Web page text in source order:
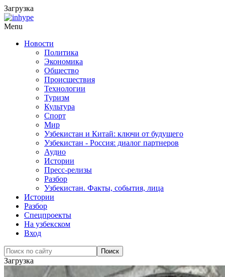
Загрузка
Menu
Новости
Политика
Экономика
Общество
Происшествия
Технологии
Туризм
Культура
Спорт
Мир
Узбекистан и Китай: ключи от будущего
Узбекистан - Россия: диалог партнеров
Аудио
Истории
Пресс-релизы
Разбор
Узбекистан. Факты, события, лица
Истории
Разбор
Спецпроекты
На узбекском
Вход
Загрузка